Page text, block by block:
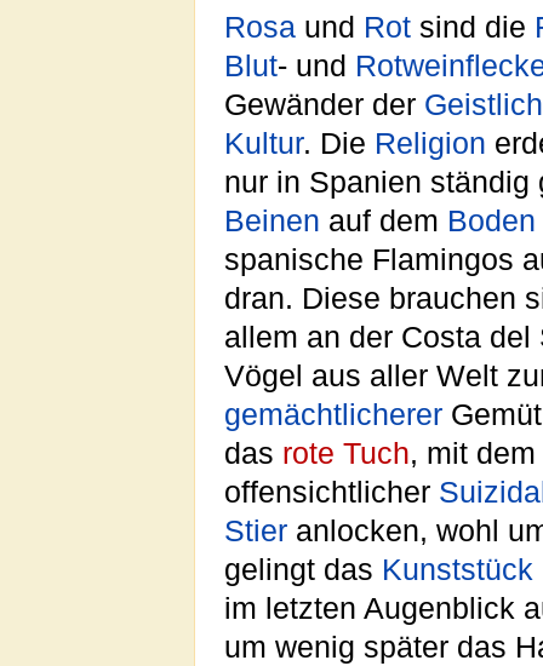
Rosa und Rot sind die
Blut- und
Gewänder der
Kultur. Die Religion
nur in Spanien
Beinen auf dem Boden
spanische Flamingos
dran. Diese brauchen
allem an der Costa
Vögel aus aller Welt
gemächtlicherer
das rote Tuch, mit dem
offensichtlicher
Stier anlocken, wohl
gelingt das Kunststück
im letzten Augenblick
um wenig später das